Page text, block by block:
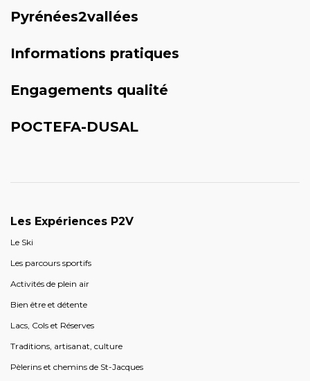
Pyrénées2vallées
Informations pratiques
Engagements qualité
POCTEFA-DUSAL
Les Expériences P2V
Le Ski
Les parcours sportifs
Activités de plein air
Bien être et détente
Lacs, Cols et Réserves
Traditions, artisanat, culture
Pèlerins et chemins de St-Jacques